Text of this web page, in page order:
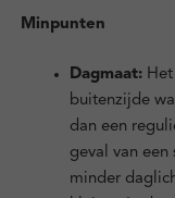
Minpunten
Dagmaat:Het
buitenzijde
dan een
geval van
minder